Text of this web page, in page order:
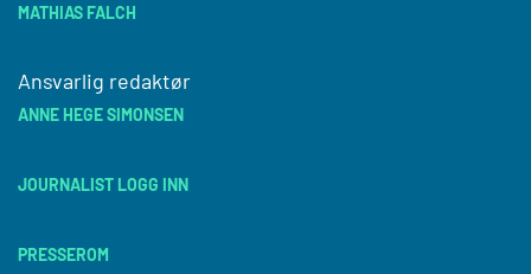
MATHIAS FALCH
Ansvarlig redaktør
ANNE HEGE SIMONSEN
JOURNALIST LOGG INN
PRESSEROM